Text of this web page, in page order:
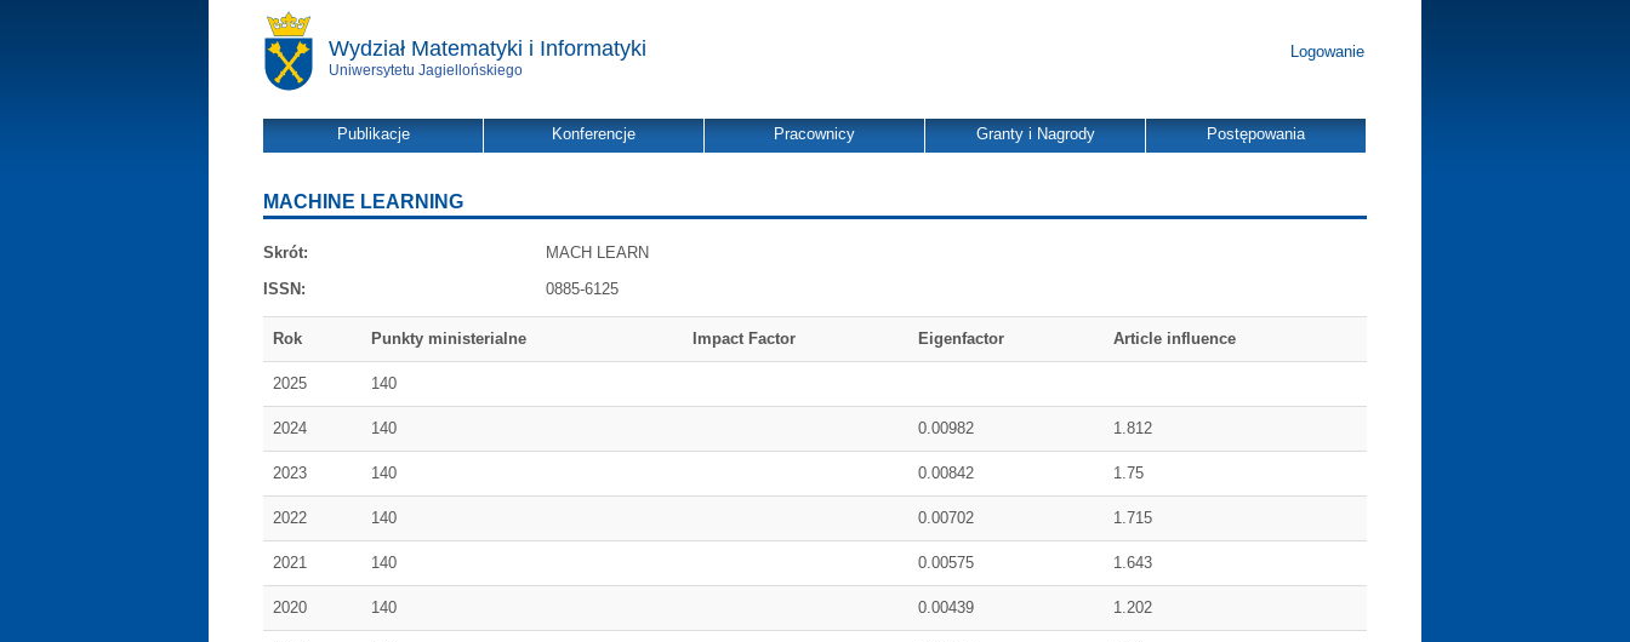
Wydział Matematyki i Informatyki
Uniwersytetu Jagiellońskiego
Logowanie
Publikacje Konferencje Pracownicy Granty i Nagrody Postępowania
MACHINE LEARNING
Skrót:
MACH LEARN
ISSN:
0885-6125
Rok Punkty ministerialne Impact Factor Eigenfactor Article influence
2025 140
2024 140 0.00982 1.812
2023 140 0.00842 1.75
2022 140 0.00702 1.715
2021 140 0.00575 1.643
2020 140 0.00439 1.202